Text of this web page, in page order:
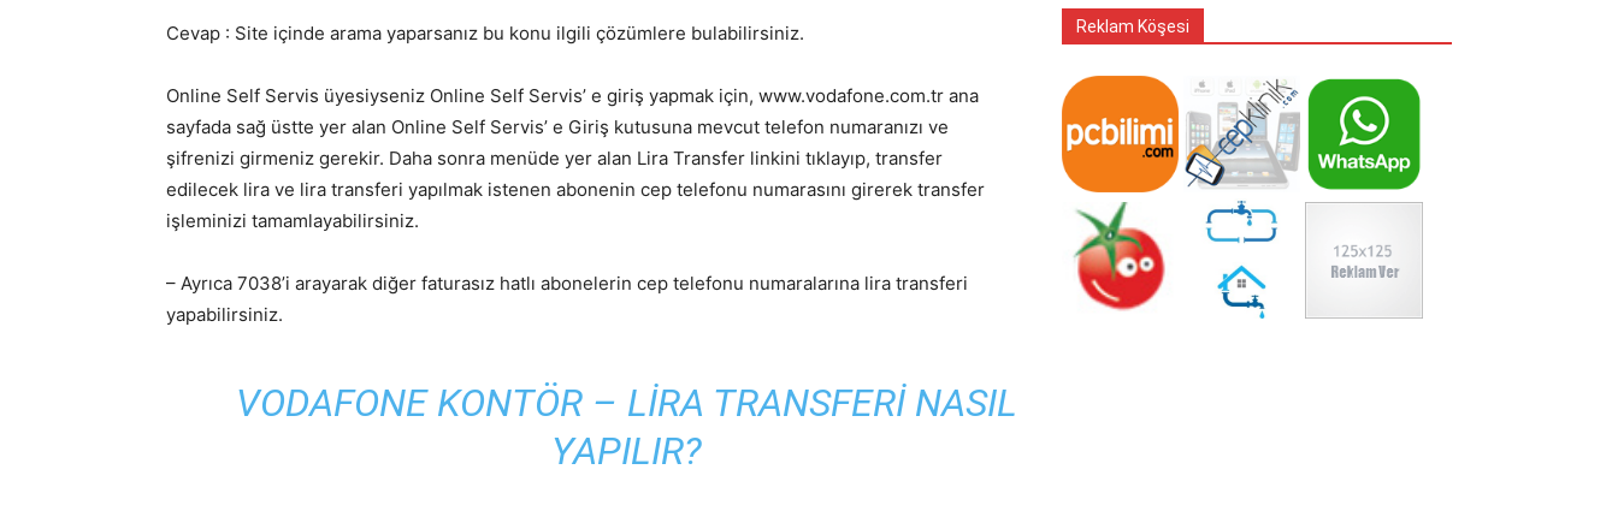
Cevap : Site içinde arama yaparsanız bu konu ilgili çözümlere bulabilirsiniz.
Online Self Servis üyesiyseniz Online Self Servis’ e giriş yapmak için, www.vodafone.com.tr ana
sayfada sağ üstte yer alan Online Self Servis’ e Giriş kutusuna mevcut telefon numaranızı ve
şifrenizi girmeniz gerekir. Daha sonra menüde yer alan Lira Transfer linkini tıklayıp, transfer
edilecek lira ve lira transferi yapılmak istenen abonenin cep telefonu numarasını girerek transfer
işleminizi tamamlayabilirsiniz.
– Ayrıca 7038’i arayarak diğer faturasız hatlı abonelerin cep telefonu numaralarına lira transferi
yapabilirsiniz.
VODAFONE KONTÖR – LIRA TRANSFERI NASIL
YAPILIR?
Reklam Köşesi